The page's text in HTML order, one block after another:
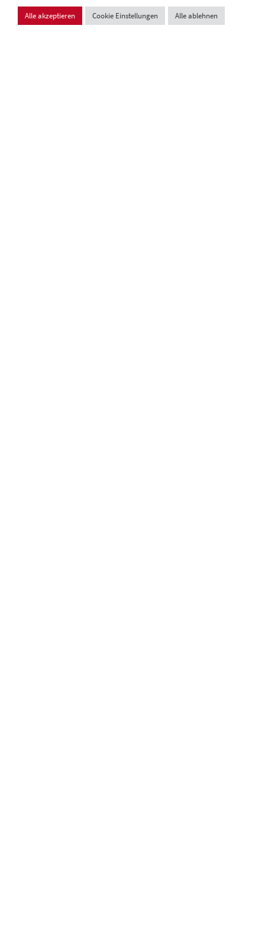
Cookie Einstellungen
Design und Entwicklung:VI BRAND STUDIOS
Alle akzeptieren Cookie Einstellungen Alle ablehnen